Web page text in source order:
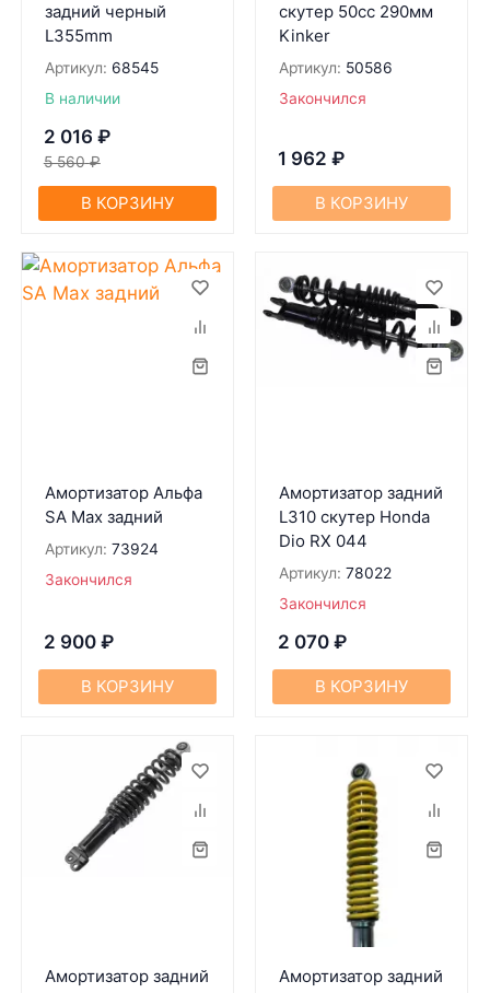
задний черный
L355mm
Артикул: 68545
В наличии
2 016 ₽
5 560 ₽
В КОРЗИНУ
скутер 50cc 290мм
Kinker
Артикул: 50586
Закончился
1 962 ₽
В КОРЗИНУ
Амортизатор Альфа
SA Max задний
Артикул: 73924
Закончился
2 900 ₽
В КОРЗИНУ
Амортизатор задний
L310 скутер Honda
Dio RX 044
Артикул: 78022
Закончился
2 070 ₽
В КОРЗИНУ
Амортизатор задний
Амортизатор задний